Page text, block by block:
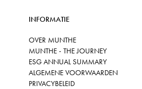
INFORMATIE
OVER MUNTHE
MUNTHE - THE JOURNEY
ESG ANNUAL SUMMARY
ALGEMENE VOORWAARDEN
PRIVACYBELEID